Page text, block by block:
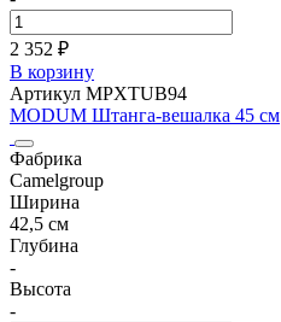
2 352 ₽
В корзину
Артикул MPXTUB94
MODUM Штанга-вешалка 45 см
Фабрика
Camelgroup
Ширина
42,5 см
Глубина
-
Высота
-